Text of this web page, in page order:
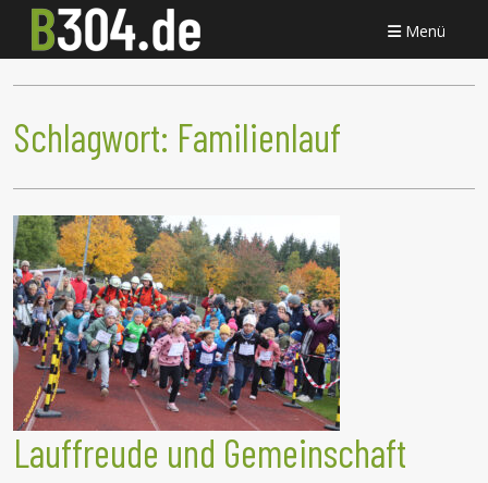
Menü
Schlagwort: Familienlauf
Lauffreude und Gemeinschaft